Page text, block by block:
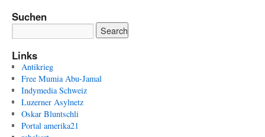
Suchen
Links
Antikrieg
Free Mumia Abu-Jamal
Indymedia Schweiz
Luzerner Asylnetz
Oskar Bluntschli
Portal amerika21